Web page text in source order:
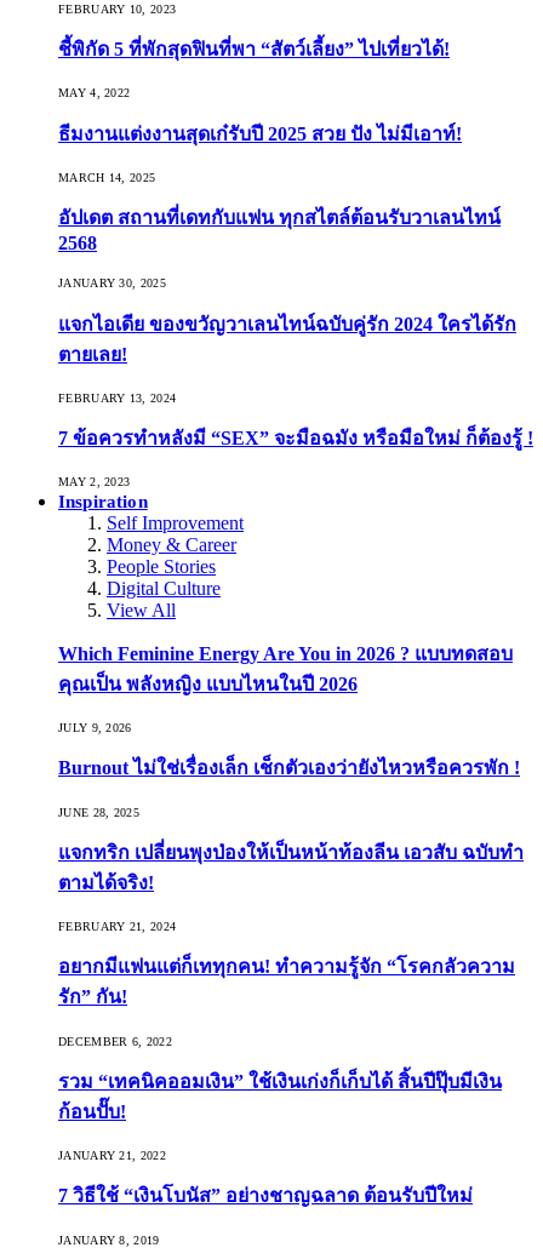
FEBRUARY 10, 2023
ชี้พิกัด 5 ที่พักสุดฟินที่พา “สัตว์เลี้ยง” ไปเที่ยวได้!
MAY 4, 2022
ธีมงานแต่งงานสุดเก๋รับปี 2025 สวย ปัง ไม่มีเอาท์!
MARCH 14, 2025
อัปเดต สถานที่เดทกับแฟน ทุกสไตล์ต้อนรับวาเลนไทน์
2568
JANUARY 30, 2025
แจกไอเดีย ของขวัญวาเลนไทน์ฉบับคู่รัก 2024 ใครได้รัก
ตายเลย!
FEBRUARY 13, 2024
7 ข้อควรทำหลังมี “SEX” จะมือฉมัง หรือมือใหม่ ก็ต้องรู้ !
MAY 2, 2023
Inspiration
Self Improvement
Money & Career
People Stories
Digital Culture
View All
Which Feminine Energy Are You in 2026 ? แบบทดสอบ
คุณเป็น พลังหญิง แบบไหนในปี 2026
JULY 9, 2026
Burnout ไม่ใช่เรื่องเล็ก เช็กตัวเองว่ายังไหวหรือควรพัก !
JUNE 28, 2025
แจกทริก เปลี่ยนพุงป่องให้เป็นหน้าท้องลีน เอวสับ ฉบับทำ
ตามได้จริง!
FEBRUARY 21, 2024
อยากมีแฟนแต่ก็เททุกคน! ทำความรู้จัก “โรคกลัวความ
รัก” กัน!
DECEMBER 6, 2022
รวม “เทคนิคออมเงิน” ใช้เงินเก่งก็เก็บได้ สิ้นปีปุ๊บมีเงิน
ก้อนปั๊บ!
JANUARY 21, 2022
7 วิธีใช้ “เงินโบนัส” อย่างชาญฉลาด ต้อนรับปีใหม่
JANUARY 8, 2019